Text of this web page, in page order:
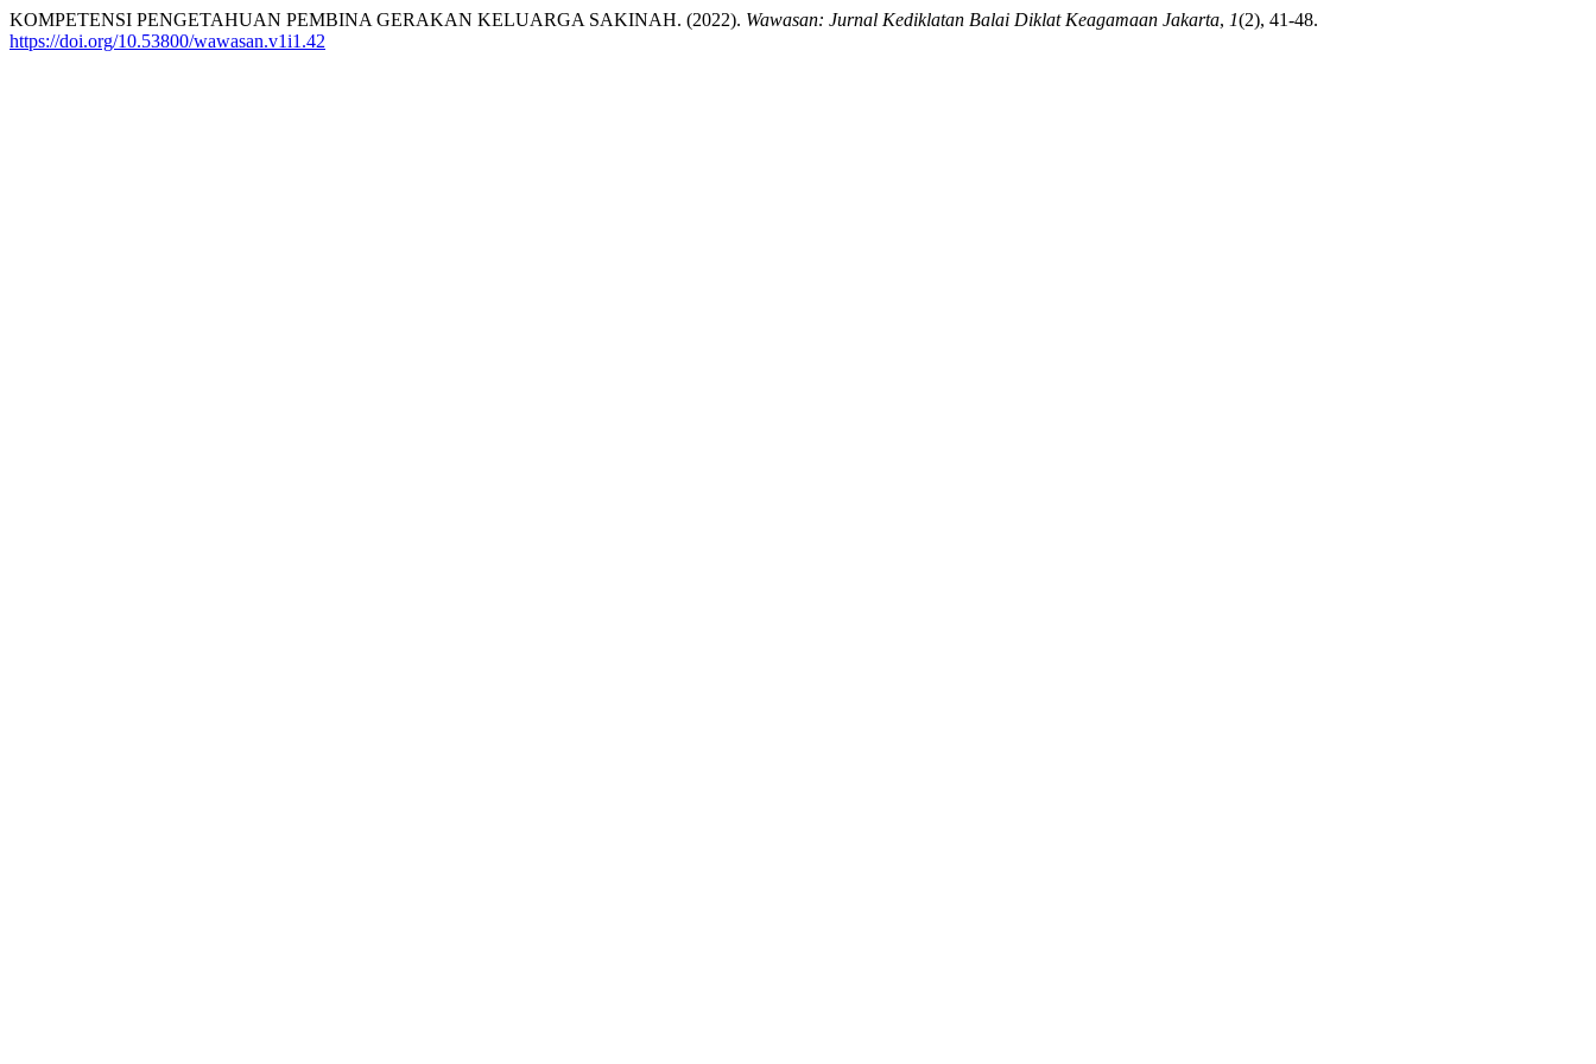
KOMPETENSI PENGETAHUAN PEMBINA GERAKAN KELUARGA SAKINAH. (2022). Wawasan: Jurnal Kediklatan Balai Diklat Keagamaan Jakarta, 1(2), 41-48.
https://doi.org/10.53800/wawasan.v1i1.42